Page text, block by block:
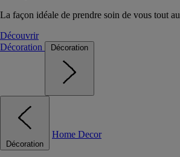
La façon idéale de prendre soin de vous tout
Découvrir
Décoration
Décoration
Décoration
Home Decor